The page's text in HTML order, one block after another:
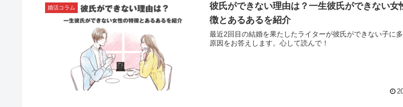
婚活コラム
彼氏ができない理由は？一生彼氏ができない女
徴とあるあるを紹介
最近2回目の結婚を果たしたライターが彼氏ができない子に
原因をお答えします。心して読んで！